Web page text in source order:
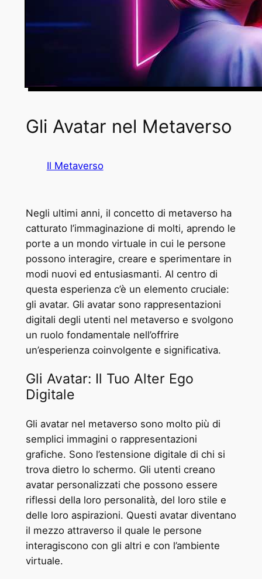
Gli Avatar nel Metaverso
Il Metaverso
Negli ultimi anni, il concetto di metaverso ha
catturato l’immaginazione di molti, aprendo le
porte a un mondo virtuale in cui le persone
possono interagire, creare e sperimentare in
modi nuovi ed entusiasmanti. Al centro di
questa esperienza c’è un elemento cruciale:
gli avatar. Gli avatar sono rappresentazioni
digitali degli utenti nel metaverso e svolgono
un ruolo fondamentale nell’offrire
un’esperienza coinvolgente e significativa.
Gli Avatar: Il Tuo Alter Ego
Digitale
Gli avatar nel metaverso sono molto più di
semplici immagini o rappresentazioni
grafiche. Sono l’estensione digitale di chi si
trova dietro lo schermo. Gli utenti creano
avatar personalizzati che possono essere
riflessi della loro personalità, del loro stile e
delle loro aspirazioni. Questi avatar diventano
il mezzo attraverso il quale le persone
interagiscono con gli altri e con l’ambiente
virtuale.